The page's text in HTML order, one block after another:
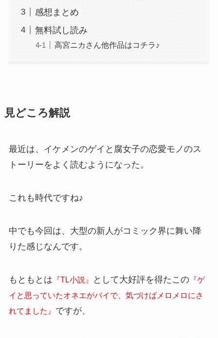
感想まとめ
無料試し読み
高宮ニカさん他作品はコチラ♪
見どころ解説
最近は、イケメンのゲイと腐女子の恋愛モノのス
トーリーをよく読むようになった。
これも時代ですね♪
中でも今回は、大型の新人がコミック界に舞い降
りた感じなんです。
もともとは 『TL小説』 として大好評を得たこの『ゲ
イと思っていたオネエがバイで、気づけばメロメロにさ
れてました』 ですが、